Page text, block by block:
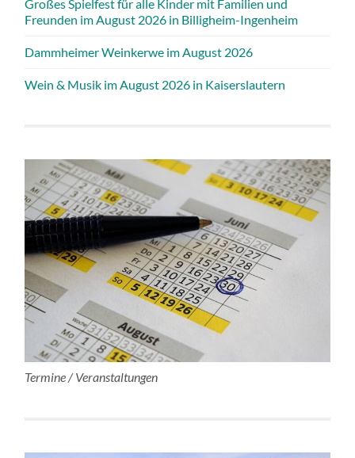
Großes Spielfest für alle Kinder mit Familien und
Freunden im August 2026 in Billigheim-Ingenheim
Dammheimer Weinkerwe im August 2026
Wein & Musik im August 2026 in Kaiserslautern
Termine / Veranstaltungen